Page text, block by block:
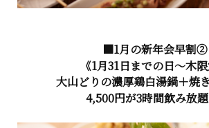
■1月の新年会早割②
《1月31日までの日～木限
大山どりの濃厚鶏白湯鍋＋焼
4,500円が3時間飲み放題